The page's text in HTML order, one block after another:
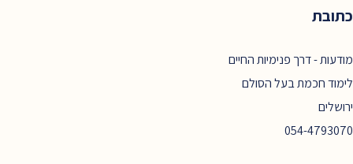
כתובת
מודעות - דרך פנימיות החיים
לימוד חכמת בעל הסולם
ירושלים
054-4793070